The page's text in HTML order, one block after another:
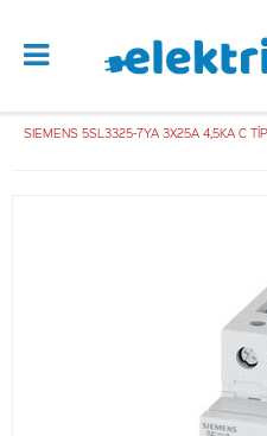
SIEMENS 5SL3325-7YA 3X25A 4,5KA C